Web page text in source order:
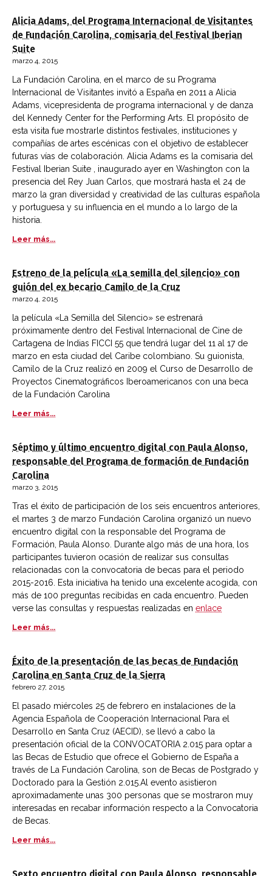
Alicia Adams, del Programa Internacional de Visitantes
de Fundación Carolina, comisaria del Festival Iberian
Suite
marzo 4, 2015
La Fundación Carolina, en el marco de su Programa
Internacional de Visitantes invitó a España en 2011 a Alicia
Adams, vicepresidenta de programa internacional y de danza
del Kennedy Center for the Performing Arts. El propósito de
esta visita fue mostrarle distintos festivales, instituciones y
compañías de artes escénicas con el objetivo de establecer
futuras vías de colaboración. Alicia Adams es la comisaria del
Festival Iberian Suite , inaugurado ayer en Washington con la
presencia del Rey Juan Carlos, que mostrará hasta el 24 de
marzo la gran diversidad y creatividad de las culturas española
y portuguesa y su influencia en el mundo a lo largo de la
historia.
Leer más...
Estreno de la película «La semilla del silencio» con
guión del ex becario Camilo de la Cruz
marzo 4, 2015
la película «La Semilla del Silencio» se estrenará
próximamente dentro del Festival Internacional de Cine de
Cartagena de Indias FICCI 55 que tendrá lugar del 11 al 17 de
marzo en esta ciudad del Caribe colombiano. Su guionista,
Camilo de la Cruz realizó en 2009 el Curso de Desarrollo de
Proyectos Cinematográficos Iberoamericanos con una beca
de la Fundación Carolina
Leer más...
Séptimo y último encuentro digital con Paula Alonso,
responsable del Programa de formación de Fundación
Carolina
marzo 3, 2015
Tras el éxito de participación de los seis encuentros anteriores,
el martes 3 de marzo Fundación Carolina organizó un nuevo
encuentro digital con la responsable del Programa de
Formación, Paula Alonso. Durante algo más de una hora, los
participantes tuvieron ocasión de realizar sus consultas
relacionadas con la convocatoria de becas para el periodo
2015-2016. Esta iniciativa ha tenido una excelente acogida, con
más de 100 preguntas recibidas en cada encuentro. Pueden
verse las consultas y respuestas realizadas en enlace
Leer más...
Éxito de la presentación de las becas de Fundación
Carolina en Santa Cruz de la Sierra
febrero 27, 2015
El pasado miércoles 25 de febrero en instalaciones de la
Agencia Española de Cooperación Internacional Para el
Desarrollo en Santa Cruz (AECID), se llevó a cabo la
presentación oficial de la CONVOCATORIA 2.015 para optar a
las Becas de Estudio que ofrece el Gobierno de España a
través de La Fundación Carolina, son de Becas de Postgrado y
Doctorado para la Gestión 2.015.Al evento asistieron
aproximadamente unas 300 personas que se mostraron muy
interesadas en recabar información respecto a la Convocatoria
de Becas.
Leer más...